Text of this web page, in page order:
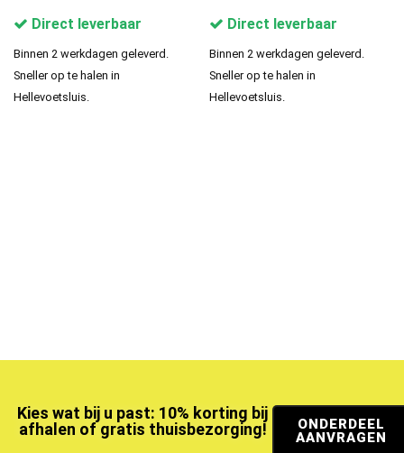
Direct leverbaar
Binnen 2 werkdagen geleverd.
Sneller op te halen in
Hellevoetsluis.
Direct leverbaar
Binnen 2 werkdagen geleverd.
Sneller op te halen in
Hellevoetsluis.
Kies wat bij u past: 10% korting bij
afhalen of gratis thuisbezorging!
ONDERDEEL
AANVRAGEN